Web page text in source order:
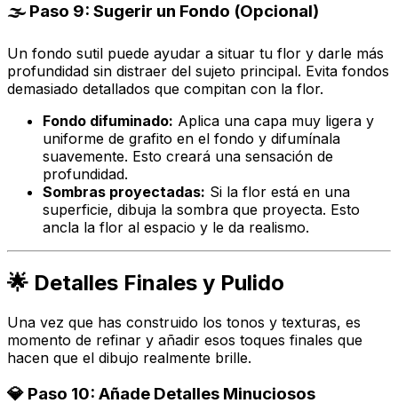
🌫️ Paso 9: Sugerir un Fondo (Opcional)
Un fondo sutil puede ayudar a situar tu flor y darle más
profundidad sin distraer del sujeto principal. Evita fondos
demasiado detallados que compitan con la flor.
Fondo difuminado: Aplica una capa muy ligera y
uniforme de grafito en el fondo y difumínala
suavemente. Esto creará una sensación de
profundidad.
Sombras proyectadas: Si la flor está en una
superficie, dibuja la sombra que proyecta. Esto
ancla la flor al espacio y le da realismo.
🌟 Detalles Finales y Pulido
Una vez que has construido los tonos y texturas, es
momento de refinar y añadir esos toques finales que
hacen que el dibujo realmente brille.
💎 Paso 10: Añade Detalles Minuciosos